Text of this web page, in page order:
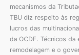
mecanismos da
TBU diz respeito às
lucros das
da OCDE. Técnicos
remodelagem e o